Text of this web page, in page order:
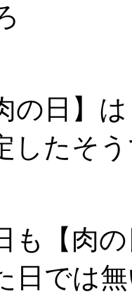
の日】
したそ
も【肉
日では